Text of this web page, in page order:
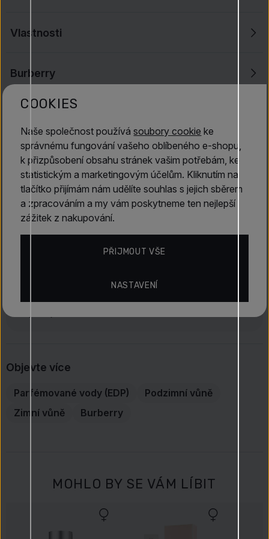
Vlastnosti
Burberry
Andrea
19. 7. 2026
Je to parfém, který jsem objevila asi před 15 lety a
od té doby v mé sbírce nikdy nechybí.
Objevte více
Parfémované vody (EDP)
Podzimní vůně
Zimní vůně
Burberry
MOHLO BY SE VÁM LÍBIT
COOKIES
Naše společnost používásoubory cookie ke
správnému fungování vašeho oblíbeného e-shopu,
k přizpůsobení obsahu stránek vašim potřebám, ke
statistickým a marketingovým účelům. Kliknutím na
tlačítko přijímám nám udělíte souhlas s jejich sběrem
a zpracováním a my vám poskytneme ten nejlepší
zážitek z nakupování.
NASTAVENÍ
PŘIJMOUT VŠE